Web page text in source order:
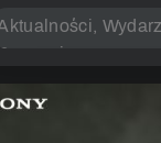
Promocje